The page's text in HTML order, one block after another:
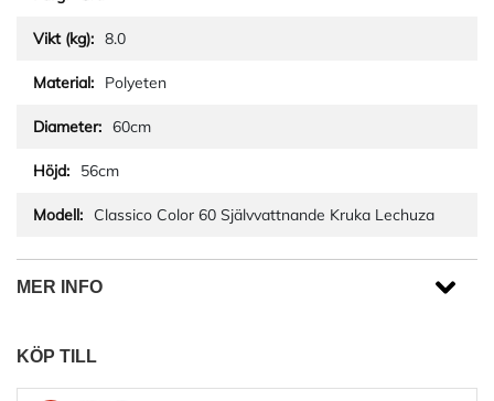
8.0
Polyeten
60cm
56cm
Classico Color 60 Självvattnande Kruka Lechuza
MER INFO
KÖP TILL